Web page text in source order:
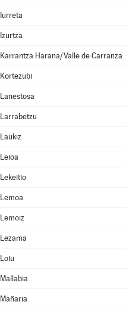
Iurreta
Izurtza
Karrantza Harana/Valle de Carranza
Kortezubi
Lanestosa
Larrabetzu
Laukiz
Leioa
Lekeitio
Lemoa
Lemoiz
Lezama
Loiu
Mallabia
Mañaria